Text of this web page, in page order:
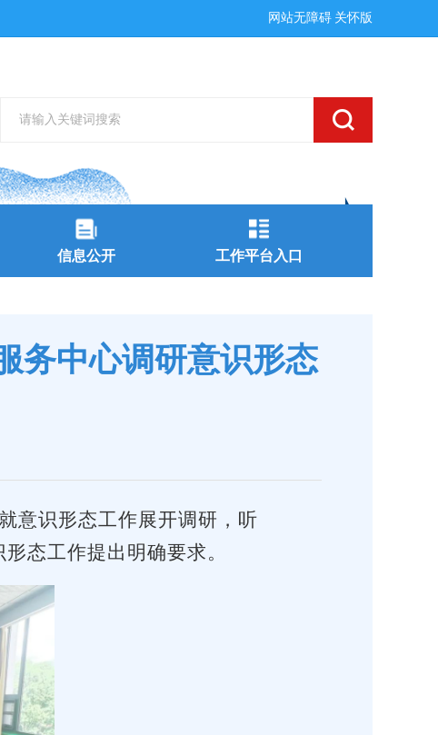
网站无障碍 关怀版
信息公开 工作平台入口
务中心调研意识形态
意识形态工作展开调研，听
态工作提出明确要求。